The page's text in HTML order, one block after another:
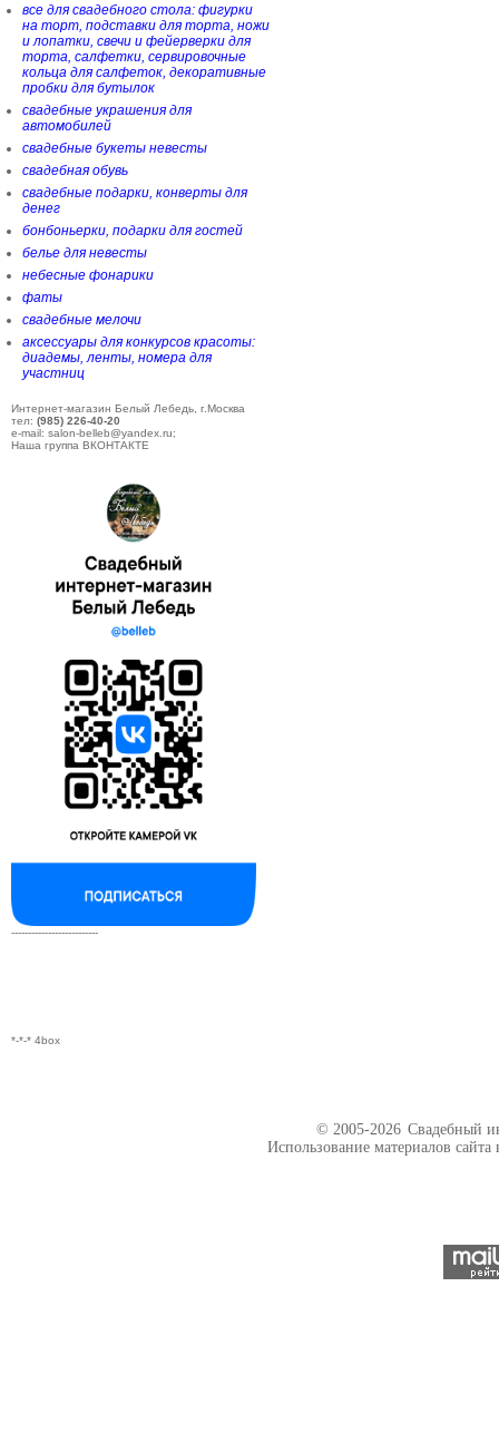
все для свадебного стола: фигурки
на торт, подставки для торта, ножи
и лопатки, свечи и фейерверки для
торта, салфетки, сервировочные
кольца для салфеток, декоративные
пробки для бутылок
свадебные украшения для
автомобилей
свадебные букеты невесты
свадебная обувь
свадебные подарки, конверты для
денег
бонбоньерки, подарки для гостей
белье для невесты
небесные фонарики
фаты
свадебные мелочи
аксессуары для конкурсов красоты:
диадемы, ленты, номера для
участниц
Интернет-магазин Белый Лебедь, г.Москва
тел: (985) 226-40-20
e-mail: salon-belleb@yandex.ru;
Наша группа ВКОНТАКТЕ
--------------------------
*-*-* 4box
© 2005-2026 Свадебный
Использование материалов